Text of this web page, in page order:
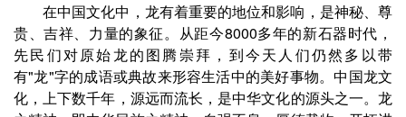
在中国文化中，龙有着重要的地位和影响，是神秘、尊
贵、吉祥、力量的象征。从距今8000多年的新石器时代，
先民们对原始龙的图腾崇拜，到今天人们仍然多以带
有"龙"字的成语或典故来形容生活中的美好事物。中国龙文
化，上下数千年，源远而流长，是中华文化的源头之一。龙